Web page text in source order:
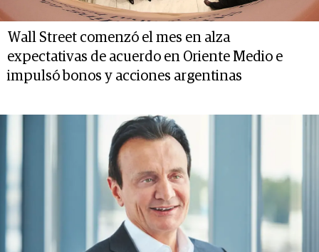
Wall Street comenzó el mes en alza
expectativas de acuerdo en Oriente Medio e
impulsó bonos y acciones argentinas